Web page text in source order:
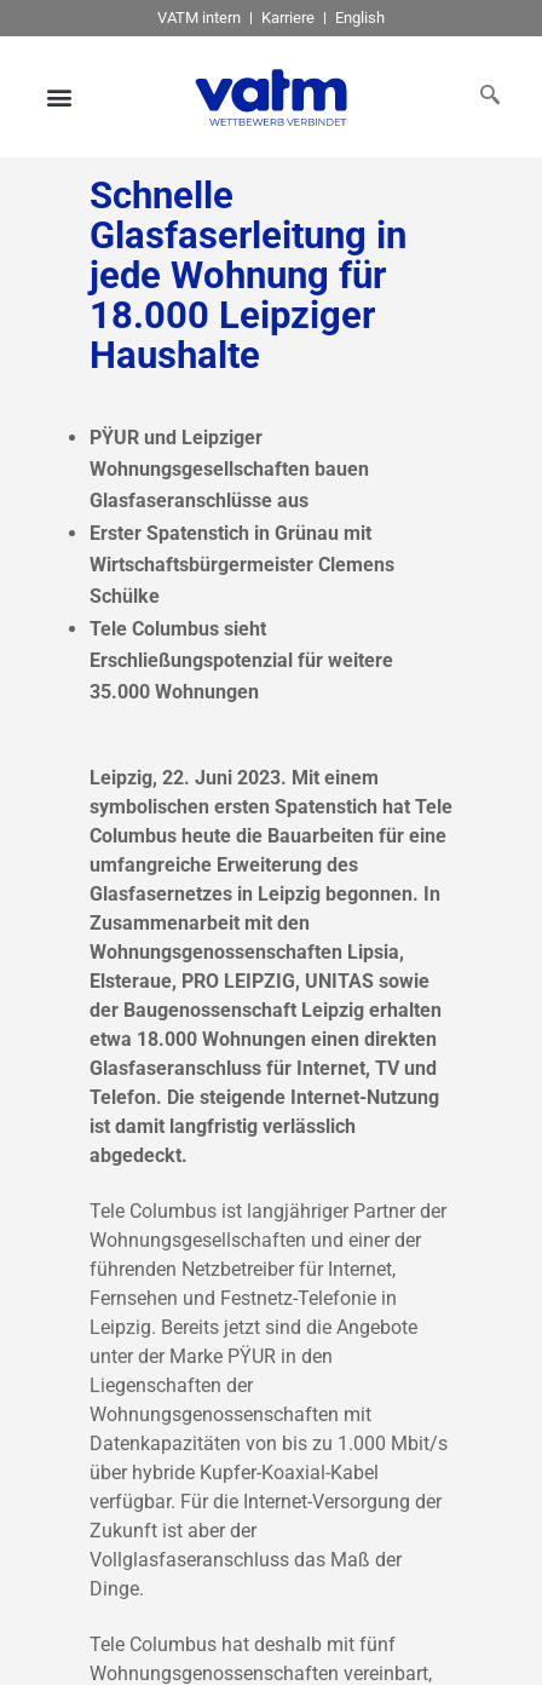
VATM intern Karriere English
Schnelle
Glasfaserleitung in
jede Wohnung für
18.000 Leipziger
Haushalte
PŸUR und Leipziger
Wohnungsgesellschaften bauen
Glasfaseranschlüsse aus
Erster Spatenstich in Grünau mit
Wirtschaftsbürgermeister Clemens
Schülke
Tele Columbus sieht
Erschließungspotenzial für weitere
35.000 Wohnungen
Leipzig, 22. Juni 2023. Mit einem
symbolischen ersten Spatenstich hat Tele
Columbus heute die Bauarbeiten für eine
umfangreiche Erweiterung des
Glasfasernetzes in Leipzig begonnen. In
Zusammenarbeit mit den
Wohnungsgenossenschaften Lipsia,
Elsteraue, PRO LEIPZIG, UNITAS sowie
der Baugenossenschaft Leipzig erhalten
etwa 18.000 Wohnungen einen direkten
Glasfaseranschluss für Internet, TV und
Telefon. Die steigende Internet-Nutzung
ist damit langfristig verlässlich
abgedeckt.
Tele Columbus ist langjähriger Partner der
Wohnungsgesellschaften und einer der
führenden Netzbetreiber für Internet,
Fernsehen und Festnetz-Telefonie in
Leipzig. Bereits jetzt sind die Angebote
unter der Marke PŸUR in den
Liegenschaften der
Wohnungsgenossenschaften mit
Datenkapazitäten von bis zu 1.000 Mbit/s
über hybride Kupfer-Koaxial-Kabel
verfügbar. Für die Internet-Versorgung der
Zukunft ist aber der
Vollglasfaseranschluss das Maß der
Dinge.
Tele Columbus hat deshalb mit fünf
Wohnungsgenossenschaften vereinbart,